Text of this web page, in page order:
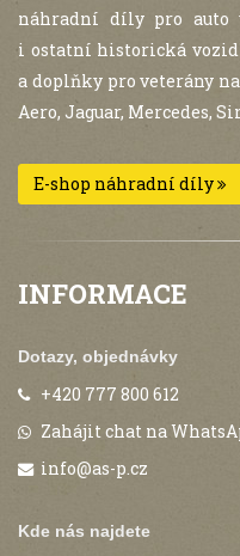
náhradní díly pro auto
i ostatní historická
a doplňky pro veterány
Aero, Jaguar, Mercedes,
E-shop náhradní díly
INFORMACE
Dotazy, objednávky
+420 777 800 612
Zahájit chat na
info@as-p.cz
Kde nás najdete